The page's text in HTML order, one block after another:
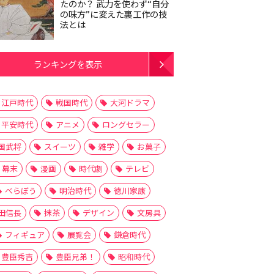
たのか？ 武力を使わず“自分
の味方”に変えた裏工作の技
法とは
ランキングを表示
江戸時代 戦国時代
大河ドラマ
平安時代
アニメ
ロングセラー
武将
スイーツ 雑学
お菓子
幕末
漫画 時代劇
テレビ
べらぼう
明治時代
徳川家康
信長
抹茶 デザイン
文房具
フィギュア
展覧会
鎌倉時代
豊臣秀吉
豊臣兄弟！
昭和時代